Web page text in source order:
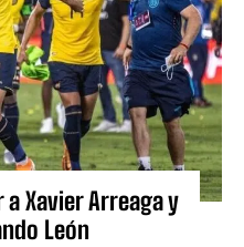
Xavier Arreaga y
León